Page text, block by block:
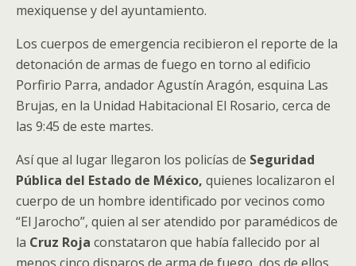
mexiquense y del ayuntamiento.
Los cuerpos de emergencia recibieron el reporte de la
detonación de armas de fuego en torno al edificio
Porfirio Parra, andador Agustín Aragón, esquina Las
Brujas, en la Unidad Habitacional El Rosario, cerca de
las 9:45 de este martes.
Así que al lugar llegaron los policías de Seguridad
Pública del Estado de México, quienes localizaron el
cuerpo de un hombre identificado por vecinos como
“El Jarocho”, quien al ser atendido por paramédicos de
la Cruz Roja constataron que había fallecido por al